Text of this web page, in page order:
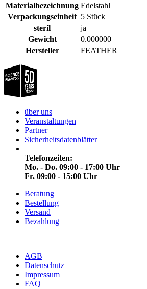
Materialbezeichnung Edelstahl
Verpackungseinheit 5 Stück
steril
ja
Gewicht
0.000000
Hersteller
FEATHER
über uns
Veranstaltungen
Partner
Sicherheitsdatenblätter
Telefonzeiten:
Mo. - Do. 09:00 - 17:00 Uhr
Fr. 09:00 - 15:00 Uhr
Beratung
Bestellung
Versand
Bezahlung
AGB
Datenschutz
Impressum
FAQ